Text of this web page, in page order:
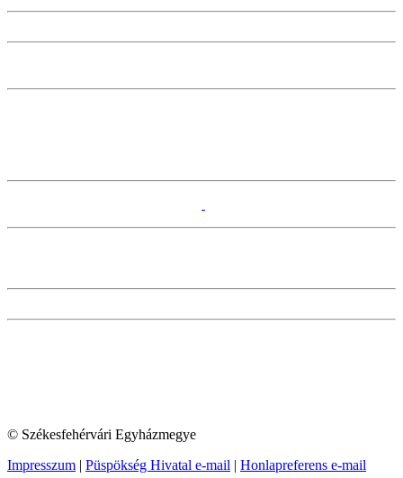
© Székesfehérvári Egyházmegye
Impresszum | Püspökség Hivatal e-mail | Honlapreferens e-mail